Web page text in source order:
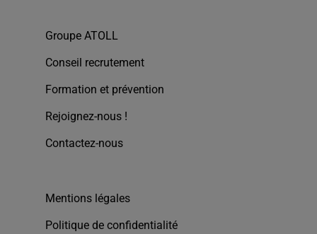
Groupe ATOLL
Conseil recrutement
Formation et prévention
Rejoignez-nous !
Contactez-nous
Mentions légales
Politique de confidentialité